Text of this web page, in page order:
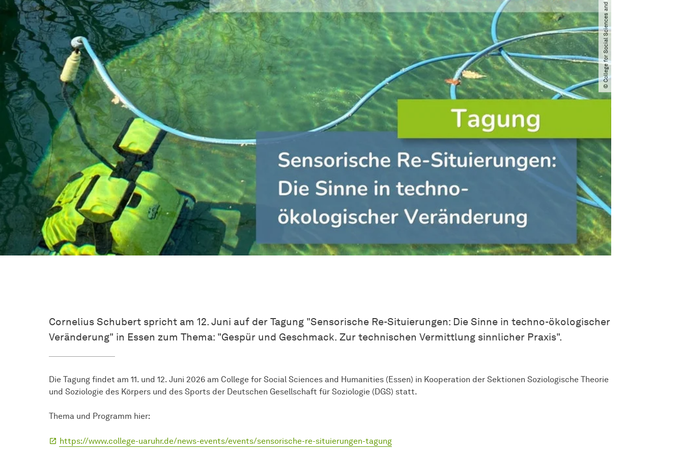
© College for Social Sciences and Humanities
Cornelius Schubert spricht am 12. Juni auf der Tagung "Sensorische Re-Situierungen: Die Sinne in techno-ökologischer
Veränderung" in Essen zum Thema: "Gespür und Geschmack. Zur technischen Vermittlung sinnlicher Praxis".
Die Tagung findet am 11. und 12. Juni 2026 am College for Social Sciences and Humanities (Essen) in Kooperation der Sektionen Soziologische Theorie
und Soziologie des Körpers und des Sports der Deutschen Gesellschaft für Soziologie (DGS) statt.
Thema und Programm hier:
https://www.college-uaruhr.de/news-events/events/sensorische-re-situierungen-tagung